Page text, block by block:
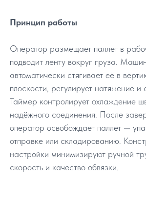
Принцип работы
Оператор размещает паллет в
подводит ленту вокруг груза.
автоматически стягивает её в
плоскости, регулирует натяжение и
Таймер контролирует охлаждение
надёжного соединения. После
оператор освобождает паллет —
отправке или складированию.
настройки минимизируют ручной
скорость и качество обвязки.